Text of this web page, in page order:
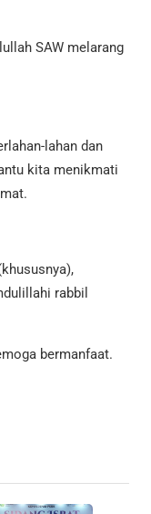
SAW melarang
lahan dan
kita menikmati
rabbil
bermanfaat.